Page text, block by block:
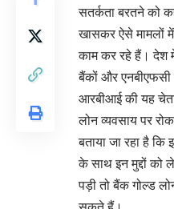
सतर्कता बरतने को
खासकर ऐसे मामलों
काम कर रहे हैं। देश
बैंकों और एनबीएफसी
आरबीआई की यह
लोन व्यवसाय पर
बताया जा रहा है
के साथ इन मुद्दों
पड़ी तो बैंक गोल्ड